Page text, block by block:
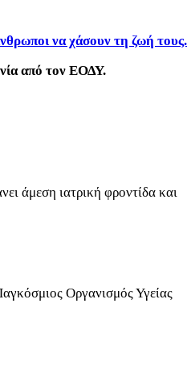
να χάσουν τη ζωή τους.
από τον ΕΟΔΥ.
άμεση ιατρική φροντίδα και
Οργανισμός Υγείας